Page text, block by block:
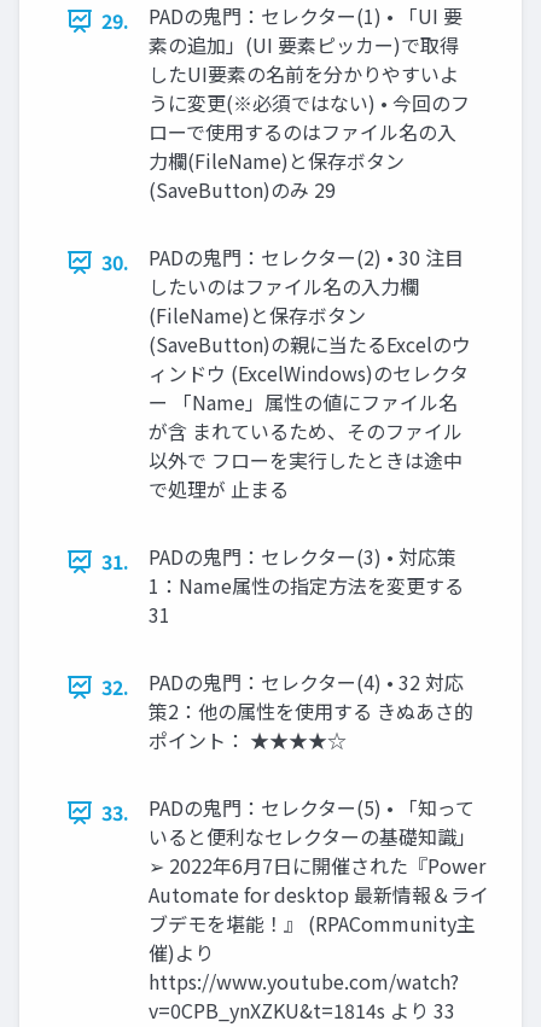
29.
PADの鬼門：セレクター(1) • 「UI 要
素の追加」(UI 要素ピッカー)で取得
したUI要素の名前を分かりやすいよ
うに変更(※必須ではない) • 今回のフ
ローで使用するのはファイル名の入
力欄(FileName)と保存ボタン
(SaveButton)のみ 29
30.
PADの鬼門：セレクター(2) • 30 注目
したいのはファイル名の入力欄
(FileName)と保存ボタン
(SaveButton)の親に当たるExcelのウ
ィンドウ (ExcelWindows)のセレクタ
ー 「Name」属性の値にファイル名
が含 まれているため、そのファイル
以外で フローを実行したときは途中
で処理が 止まる
31.
PADの鬼門：セレクター(3) • 対応策
1：Name属性の指定方法を変更する
31
32.
PADの鬼門：セレクター(4) • 32 対応
策2：他の属性を使用する きぬあさ的
ポイント： ★★★★☆
33.
PADの鬼門：セレクター(5) • 「知って
いると便利なセレクターの基礎知識」
➢ 2022年6月7日に開催された『Power
Automate for desktop 最新情報＆ライ
ブデモを堪能！』 (RPACommunity主
催)より
https://www.youtube.com/watch?
v=0CPB_ynXZKU&t=1814s より 33